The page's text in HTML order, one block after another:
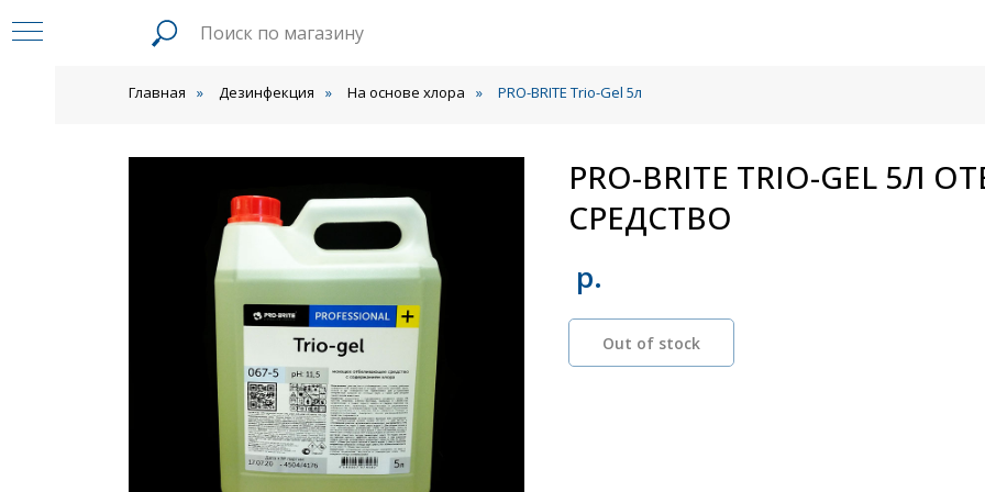
Главная » Дезинфекция » На основе хлора » PRO-BRITE Trio-Gel 5л
PRO-BRITE TRIO-GEL 5Л
СРЕДСТВО
р.
Out of stock